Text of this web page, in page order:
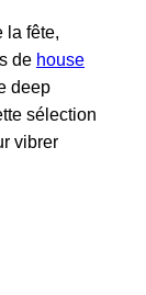
la fête,
de house
deep
sélection
vibrer